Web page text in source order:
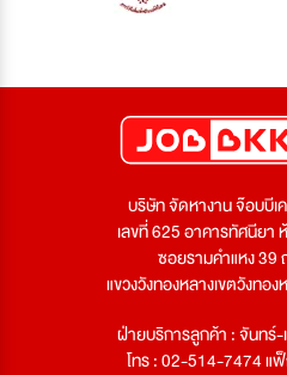
บริษัท จัดหางาน จ๊อบบีเ
เลขที่ 625 อาคารทัศนียา
ซอยรามคำแหง 39
แขวงวังทองหลางเขตวังทอ
ฝ่ายบริการลูกค้า : จันทร์
โทร : 02-514-7474 แ